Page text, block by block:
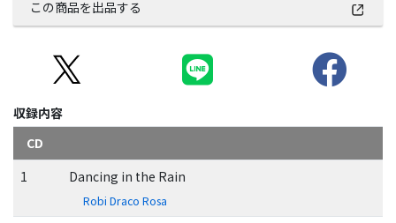
この商品を出品する
収録内容
CD
1
Dancing in the Rain
Robi Draco Rosa